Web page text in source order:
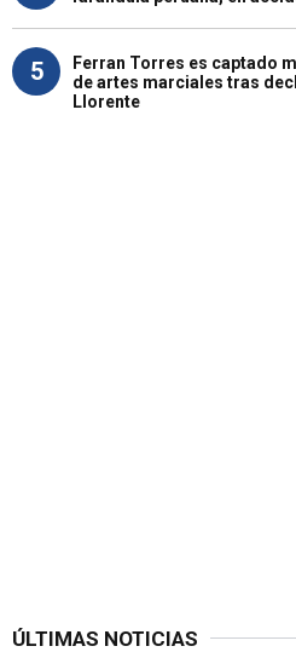
5
Ferran Torres es captado
de artes marciales tras
Llorente
ÚLTIMAS NOTICIAS